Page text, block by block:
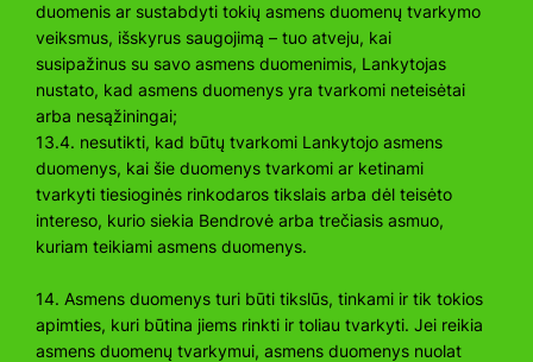
duomenis ar sustabdyti tokių asmens duomenų tvarkymo
veiksmus, išskyrus saugojimą – tuo atveju, kai
susipažinus su savo asmens duomenimis, Lankytojas
nustato, kad asmens duomenys yra tvarkomi neteisėtai
arba nesąžiningai;
13.4. nesutikti, kad būtų tvarkomi Lankytojo asmens
duomenys, kai šie duomenys tvarkomi ar ketinami
tvarkyti tiesioginės rinkodaros tikslais arba dėl teisėto
intereso, kurio siekia Bendrovė arba trečiasis asmuo,
kuriam teikiami asmens duomenys.
14. Asmens duomenys turi būti tikslūs, tinkami ir tik tokios
apimties, kuri būtina jiems rinkti ir toliau tvarkyti. Jei reikia
asmens duomenų tvarkymui, asmens duomenys nuolat